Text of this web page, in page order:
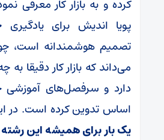
کرده و به بازار کار معرفی
پویا اندیش برای یادگیری
تصمیم هوشمندانه است،
می‌داند که بازار کار دقیقا به
دارد و سرفصل‌های آموزشی
اساس تدوین کرده است. در
یک بار برای همیشه این رشته